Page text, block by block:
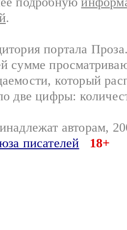
.
портала
сумме
который
две цифры:
авторам,
писателей
18+